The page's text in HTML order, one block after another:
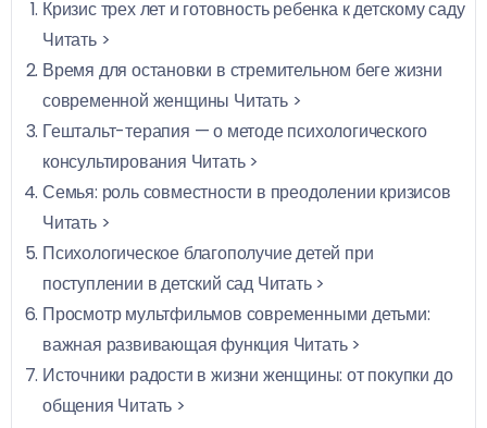
Кризис трех лет и готовность ребенка к детскому саду
Читать >
Время для остановки в стремительном беге жизни
современной женщины Читать >
Гештальт-терапия — о методе психологического
консультирования Читать >
Семья: роль совместности в преодолении кризисов
Читать >
Психологическое благополучие детей при
поступлении в детский сад Читать >
Просмотр мультфильмов современными детьми:
важная развивающая функция Читать >
Источники радости в жизни женщины: от покупки до
общения Читать >